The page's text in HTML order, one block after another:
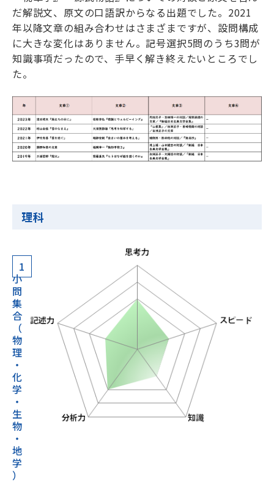
だ解説文、原文の口語訳からなる出題でした。2021
年以降文章の組み合わせはさまざまですが、設問構成
に大きな変化はありません。記号選択5問のうち3問が
知識事項だったので、手早く解き終えたいところでし
た。
理科
1
小
問
集
合
（
物
理
・
化
学
・
生
物
・
地
学
）